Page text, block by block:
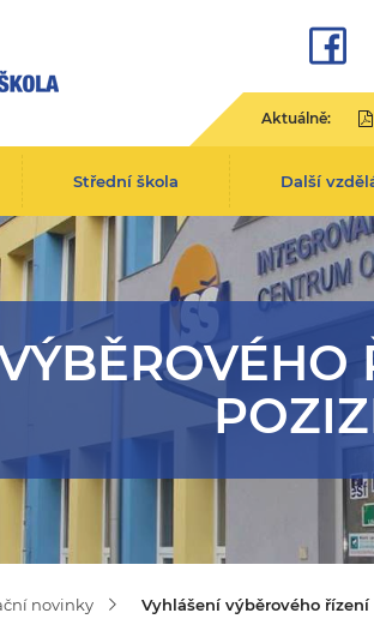
Aktuálně:
Střední škola Další
novinky Vyhlášení výběrového